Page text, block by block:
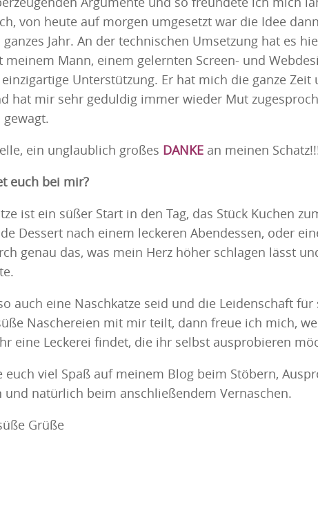
von heute auf morgen umgesetzt war die Idee
Jahr. An der technischen Umsetzung hat es
Mann, einem gelernten Screen- und
Unterstützung. Er hat mich die ganze Zeit
hat mir sehr geduldig immer wieder Mut
ein unglaublich großes DANKE an meinen
euch bei mir?
ist ein süßer Start in den Tag, das Stück Kuchen
Dessert nach einem leckeren Abendessen, oder
genau das, was mein Herz höher schlagen lässt
auch eine Naschkatze seid und die Leidenschaft für
Naschereien mit mir teilt, dann freue ich mich,
eine Leckerei findet, die ihr selbst ausprobieren
euch viel Spaß auf meinem Blog beim Stöbern,
und natürlich beim anschließendem Vernaschen.
Grüße